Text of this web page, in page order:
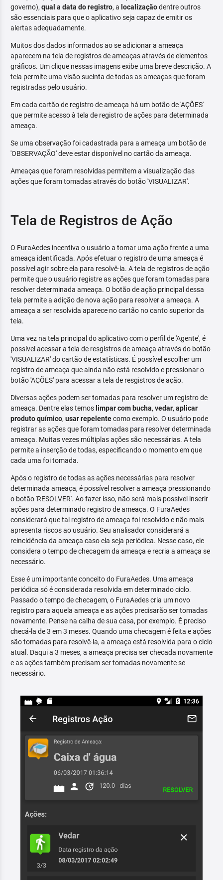
governo), qual a data do registro, a localizaçãodentre outros
são essenciais para que o aplicativo seja capaz de emitir os
alertas adequadamente.
Muitos dos dados informados ao se adicionar a ameaça
aparecem na tela de registros de ameaças através de elementos
gráficos. Um clique nessas imagens exibe uma breve descrição. A
tela permite uma visão sucinta de todas as ameaças que foram
registradas pelo usuário.
Em cada cartão de registro de ameaça há um botão de 'AÇÕES'
que permite acesso à tela de registro de ações para determinada
ameaça.
Se uma observação foi cadastrada para a ameaça um botão de
'OBSERVAÇÃO' deve estar disponível no cartão da ameaça.
Ameaças que foram resolvidas permitem a visualização das
ações que foram tomadas através do botão 'VISUALIZAR'.
Tela de Registros de Ação
O FuraAedes incentiva o usuário a tomar uma ação frente a uma
ameaça identificada. Após efetuar o registro de uma ameaça é
possível agir sobre ela para resolvê-la. A tela de registros de ação
permite que o usuário registre as ações que foram tomadas para
resolver determinada ameaça. O botão de ação principal dessa
tela permite a adição de nova ação para resolver a ameaça. A
ameaça a ser resolvida aparece no cartão no canto superior da
tela.
Uma vez na tela principal do aplicativo com o perfil de 'Agente', é
possível acessar a tela de resgistros de ameaça através do botão
'VISUALIZAR' do cartão de estatísticas. É possível escolher um
registro de ameaça que ainda não está resolvido e pressionar o
botão 'AÇÕES' para acessar a tela de resgistros de ação.
Diversas ações podem ser tomadas para resolver um registro de
ameaça. Dentre elas temos limpar com bucha, vedar, aplicar
produto químico, usar repelentecomo exemplo. O usuário pode
registrar as ações que foram tomadas para resolver determinada
ameaça. Muitas vezes múltiplas ações são necessárias. A tela
permite a inserção de todas, especificando o momento em que
cada uma foi tomada.
Após o registro de todas as ações necessárias para resolver
determinada ameaça, é possível resolver a ameaça pressionando
o botão 'RESOLVER'. Ao fazer isso, não será mais possível inserir
ações para determinado registro de ameaça. O FuraAedes
considerará que tal registro de ameaça foi resolvido e não mais
apresenta riscos ao usuário. Seu analisador considerará a
reincidência da ameaça caso ela seja periódica. Nesse caso, ele
considera o tempo de checagem da ameaça e recria a ameaça se
necessário.
Esse é um importante conceito do FuraAedes. Uma ameaça
periódica só é considerada resolvida em determinado ciclo.
Passado o tempo de checagem, o FuraAedes cria um novo
registro para aquela ameaça e as ações precisarão ser tomadas
novamente. Pense na calha de sua casa, por exemplo. É preciso
checá-la de 3 em 3 meses. Quando uma checagem é feita e ações
são tomadas para resolvê-la, a ameaça está resolvida para o ciclo
atual. Daqui a 3 meses, a ameaça precisa ser checada novamente
e as ações também precisam ser tomadas novamente se
necessário.